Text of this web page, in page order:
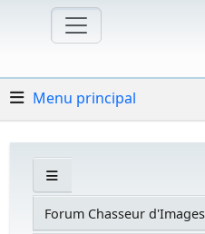
Menu principal
Forum Chasseur